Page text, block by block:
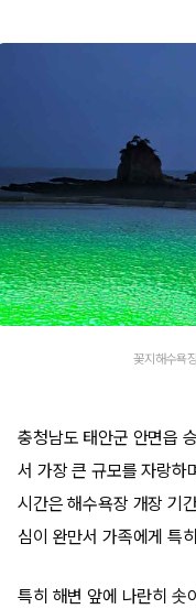
꽃지해수욕
충청남도 태안군 안면읍
서 가장 큰 규모를 자랑하
시간은 해수욕장 개장 기
심이 완만서 가족에게 특
특히 해변 앞에 나란히 솟